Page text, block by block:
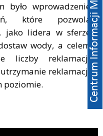
było wprowadzenie
które pozwolą
jako lidera w sferze
wody, a celem
liczby reklamacji
reklamacji
poziomie.